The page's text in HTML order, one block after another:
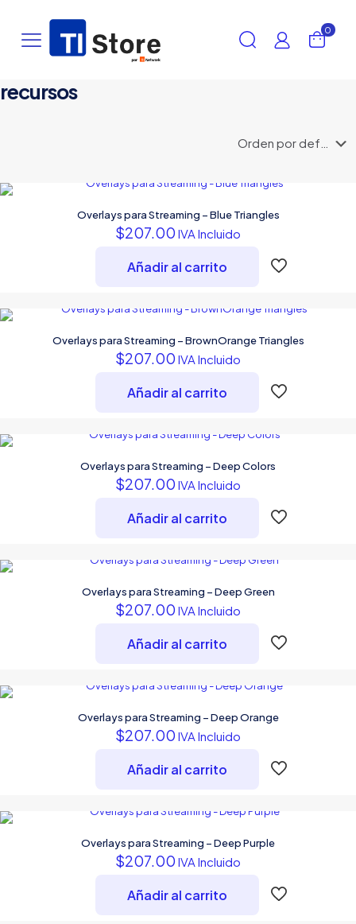
0
recursos
Overlays para Streaming – Blue Triangles
$207.00 IVA Incluido
Añadir al carrito
Overlays para Streaming – BrownOrange Triangles
$207.00 IVA Incluido
Añadir al carrito
Overlays para Streaming – Deep Colors
$207.00 IVA Incluido
Añadir al carrito
Overlays para Streaming – Deep Green
$207.00 IVA Incluido
Añadir al carrito
Overlays para Streaming – Deep Orange
$207.00 IVA Incluido
Añadir al carrito
Overlays para Streaming – Deep Purple
$207.00 IVA Incluido
Añadir al carrito